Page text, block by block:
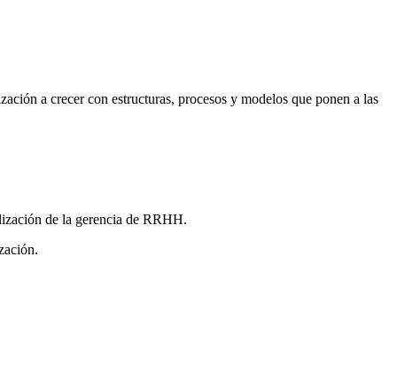
a crecer con estructuras, procesos y modelos que ponen a las
de la gerencia de RRHH.